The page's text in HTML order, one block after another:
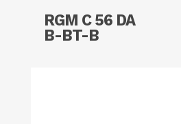
RGM C 56 DA
B-BT-B